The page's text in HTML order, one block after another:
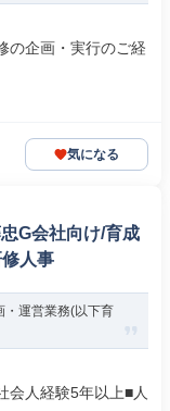
の企画・実行のご経
気になる
G会社向け/育成
人事
・運営業務(以下育
会人経験5年以上■人